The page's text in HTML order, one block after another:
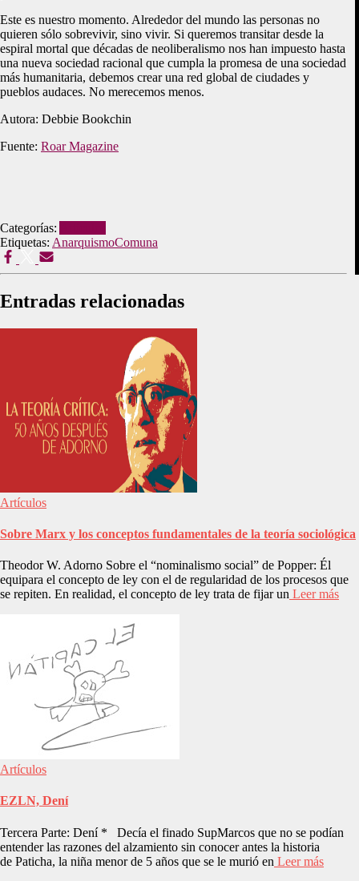
Este es nuestro momento. Alrededor del mundo las personas no
quieren sólo sobrevivir, sino vivir. Si queremos transitar desde la
espiral mortal que décadas de neoliberalismo nos han impuesto hasta
una nueva sociedad racional que cumpla la promesa de una sociedad
más humanitaria, debemos crear una red global de ciudades y
pueblos audaces. No merecemos menos.
Autora: Debbie Bookchin
Fuente: Roar Magazine
Categorías:
Etiquetas: AnarquismoComuna
Entradas relacionadas
Artículos
Sobre Marx y los conceptos fundamentales de la teoría sociológica
Theodor W. Adorno Sobre el “nominalismo social” de Popper: Él
equipara el concepto de ley con el de regularidad de los procesos que
se repiten. En realidad, el concepto de ley trata de fijar un Leer más
Artículos
EZLN, Dení
Tercera Parte: Dení * Decía el finado SupMarcos que no se podían
entender las razones del alzamiento sin conocer antes la historia
de Paticha, la niña menor de 5 años que se le murió en Leer más